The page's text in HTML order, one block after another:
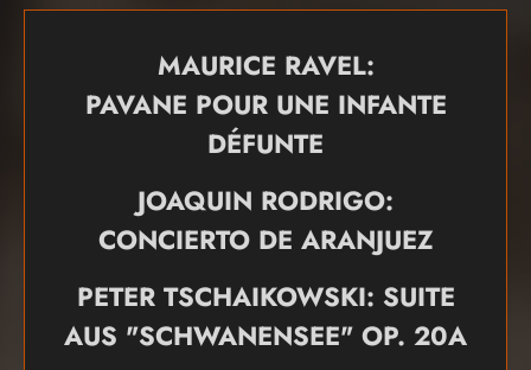
MAURICE RAVEL:
PAVANE POUR UNE INFANTE
DÉFUNTE
JOAQUIN RODRIGO:
CONCIERTO DE ARANJUEZ
PETER TSCHAIKOWSKI: SUITE
AUS "SCHWANENSEE" OP. 20A